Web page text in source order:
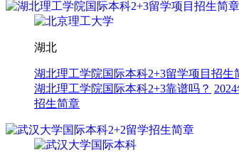
湖北
湖北理工学院国际本科2+3留学项目招生
湖北理工学院国际本科2+3靠谱吗？
招生简章